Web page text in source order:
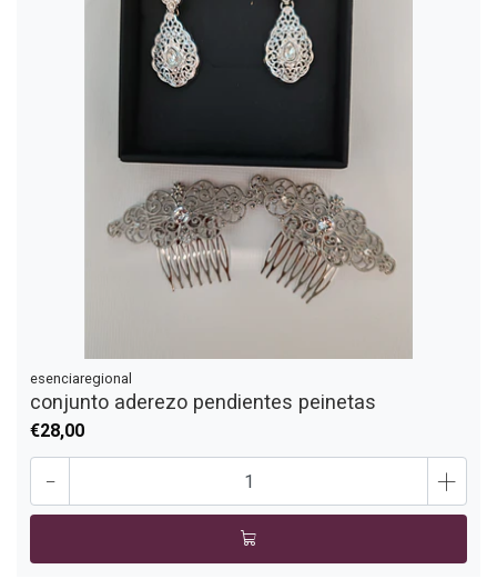
esenciaregional
conjunto aderezo pendientes peinetas
€28,00
- +